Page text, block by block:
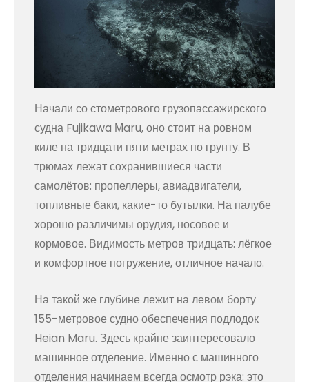
Начали со стометрового грузопассажирского
судна Fujikawa Мaru, оно стоит на ровном
киле на тридцати пяти метрах по грунту. В
трюмах лежат сохранившиеся части
самолётов: пропеллеры, авиадвигатели,
топливные баки, какие-то бутылки. На палубе
хорошо различимы орудия, носовое и
кормовое. Видимость метров тридцать: лёгкое
и комфортное погружение, отличное начало.
На такой же глубине лежит на левом борту
155-метровое судно обеспечения подлодок
Heian Maru. Здесь крайне заинтересовало
машинное отделение. Именно с машинного
отделения начинаем всегда осмотр рэка: это